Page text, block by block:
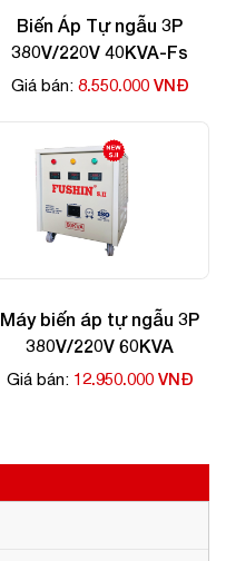
Biến Áp Tự ngẫu 3P
380V/220V 40KVA-Fs
Giá bán: 8.550.000 VNĐ
Máy biến áp tự ngẫu 3P
380V/220V 60KVA
Giá bán: 12.950.000 VNĐ